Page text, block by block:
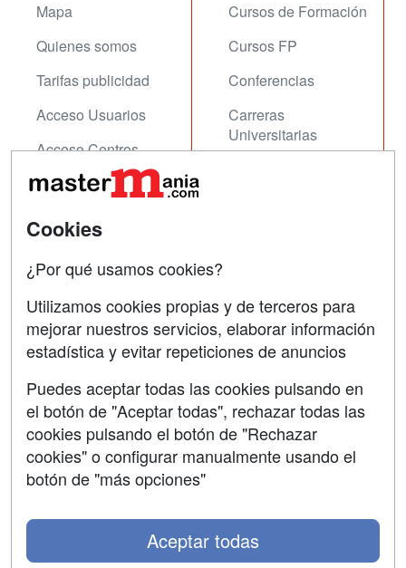
Mapa
Quienes somos
Tarifas publicidad
Acceso Usuarios
Acceso Centros
Cursos de Formación
Cursos FP
Conferencias
Carreras
Universitarias
Contactar
Copyleft
Grupo formazion:
Cookies
¿Por qué usamos cookies?
Utilizamos cookies propias y de terceros para
mejorar nuestros servicios, elaborar información
estadística y evitar repeticiones de anuncios
Puedes aceptar todas las cookies pulsando en
el botón de "Aceptar todas", rechazar todas las
cookies pulsando el botón de "Rechazar
cookies" o configurar manualmente usando el
botón de "más opciones"
Aceptar todas